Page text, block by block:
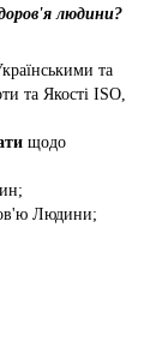
людини?
та
та Якості ISO,
щодо
Людини;